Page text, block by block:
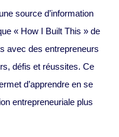
source d’information
« How I Built This » de
avec des entrepreneurs
défis et réussites. Ce
d’apprendre en se
entrepreneuriale plus